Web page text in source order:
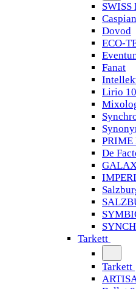
SWISS
Caspian
Dovod
ECO-
Fanat
Lirio
PRIME
De
Tarkett
Tarkett